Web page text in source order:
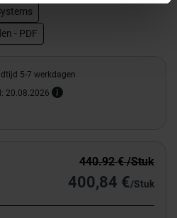
- PDF
5-7 werkdagen
20.08.2026
440.92 € /Stuk
400,84 €/Stuk